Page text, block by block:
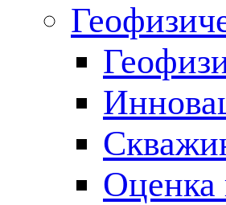
Оценка